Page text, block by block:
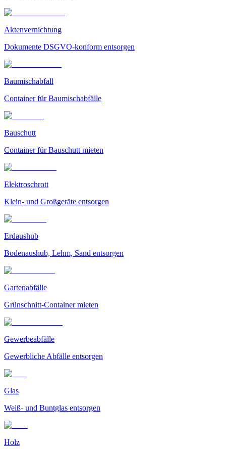
Aktenvernichtung
Dokumente DSGVO-konform entsorgen
Baumischabfall
Container für Baumischabfälle
Bauschutt
Container für Bauschutt mieten
Elektroschrott
Klein- und Großgeräte entsorgen
Erdaushub
Bodenaushub, Lehm, Sand entsorgen
Gartenabfälle
Grünschnitt-Container mieten
Gewerbeabfälle
Gewerbliche Abfälle entsorgen
Glas
Weiß- und Buntglas entsorgen
Holz